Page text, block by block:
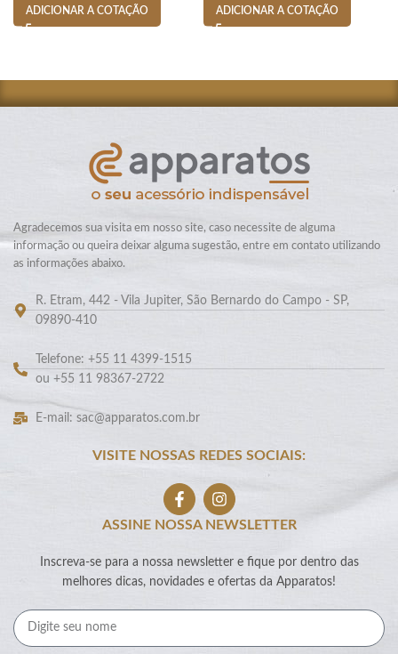
ADICIONAR A COTAÇÃO ADICIONAR A COTAÇÃO
Agradecemos sua visita em nosso site, caso necessite de alguma
informação ou queira deixar alguma sugestão, entre em contato utilizando
as informações abaixo.
R. Etram, 442 - Vila Jupiter, São Bernardo do Campo - SP,
09890-410
Telefone: +55 11 4399-1515
ou +55 11 98367-2722
E-mail: sac@apparatos.com.br
VISITE NOSSAS REDES SOCIAIS:
ASSINE NOSSA NEWSLETTER
Inscreva-se para a nossa newsletter e fique por dentro das
melhores dicas, novidades e ofertas da Apparatos!